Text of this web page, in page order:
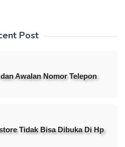
Post
Awalan Nomor Telepon
Tidak Bisa Dibuka Di Hp